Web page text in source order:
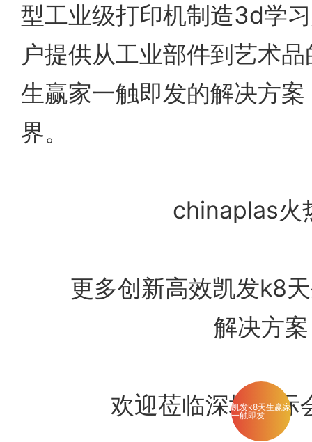
型工业级打印机制造3d学
户提供从工业部件到艺术
生赢家一触即发的解决方
界。
chinaplas火
更多创新高效凯发k8天
解决方案
欢迎莅临深圳国际
凯发k8天生赢家
一触即发